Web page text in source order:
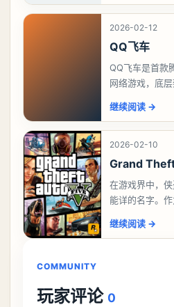
验打击爽
2026-02-12
QQ飞车
QQ飞车是首款
网络游戏，底
产品。并且《
人物造型
继续阅读 →
2026-02-10
Grand
在游戏界中，
能详的名字。
受到了广大玩家
继续阅读 →
COMMUNITY
玩家评论 0